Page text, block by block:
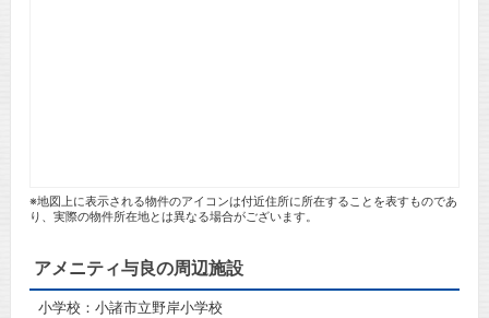
※地図上に表示される物件のアイコンは付近住所に所在することを表すものであ
り、実際の物件所在地とは異なる場合がございます。
アメニティ与良の周辺施設
小学校：小諸市立野岸小学校